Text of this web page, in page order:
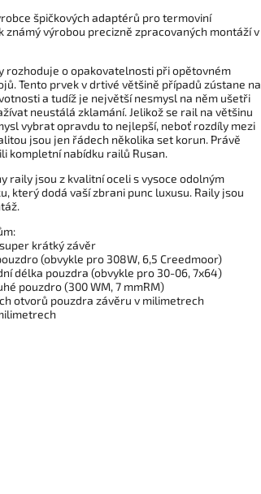
špičkových adaptérů pro termoviní
známý výrobou precizně zpracovaných montáží v
rozhoduje o opakovatelnosti při opětovném
Tento prvek v drtivé většině případů zústane na
a tudíž je největší nesmysl na něm ušetři
neustálá zklamání. Jelikož se rail na většinu
vybrat opravdu to nejlepší, neboť rozdíly mezi
jsou jen řádech několika set korun. Právě
kompletní nabídku railů Rusan.
raily jsou z kvalitní oceli s vysoce odolným
který dodá vaší zbrani punc luxusu. Raily jsou
krátký závěr
(obvykle pro 308W, 6,5 Creedmoor)
délka pouzdra (obvykle pro 30-06, 7x64)
pouzdro (300 WM, 7 mmRM)
otvorů pouzdra závěru v milimetrech